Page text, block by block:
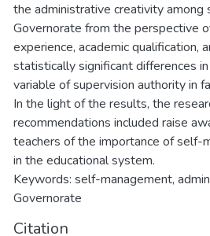
the administrative creativity among
Governorate from the perspective
experience, academic qualification,
statistically significant differences
variable of supervision authority in
In the light of the results, the
recommendations included raise
teachers of the importance of self-
in the educational system.
Keywords: self-management,
Governorate
Citation